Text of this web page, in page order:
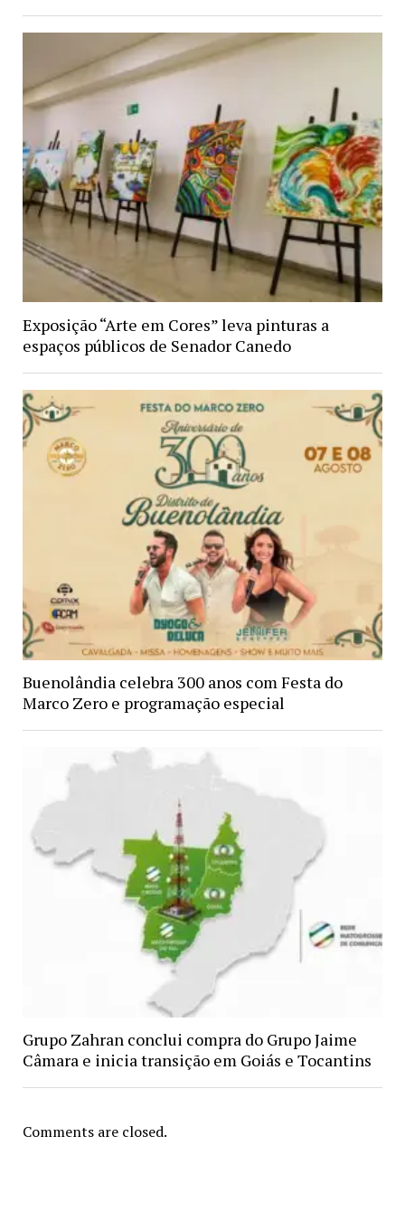
Exposição “Arte em Cores” leva pinturas a
espaços públicos de Senador Canedo
Buenolândia celebra 300 anos com Festa do
Marco Zero e programação especial
Grupo Zahran conclui compra do Grupo Jaime
Câmara e inicia transição em Goiás e Tocantins
Comments are closed.